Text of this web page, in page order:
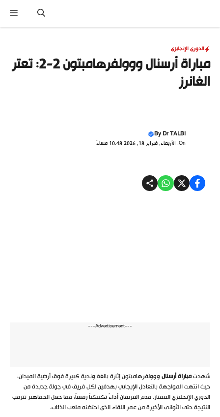
المحتوى
الدوري الإنجليزي
مباراة أرسنال ووولفرهامبتون 2-2: تعتر
الغانرز
ByDr TALBI
On: الأربعاء, فبراير 18, 2026 10:48 مساءً
---Advertisement---
شهدتمباراة أرسنالووولفرهامبتون إثارة بالغة وندية كبيرة فوق أرضية الميدان،
حيث انتهت المواجهة بالتعادل الإيجابي بهدفين لكل فريق في جولة جديدة من
الدوري الإنجليزي الممتاز. قدم الفريقان أداءً تكتيكياً رفيعاً، مما جعل الجماهير تترقب
النتيجة حتى الثواني الأخيرة من عمر اللقاء الذي احتضنه ملعب الذئاب.